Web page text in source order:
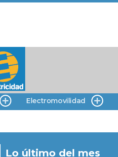
Electromovilidad
Lo último del mes